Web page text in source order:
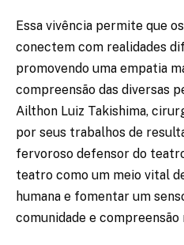
Essa vivência permite que
conectem com realidades
promovendo uma empatia
compreensão das diversas
Ailthon Luiz Takishima,
por seus trabalhos de
fervoroso defensor do
teatro como um meio vital
humana e fomentar um
comunidade e compreensão